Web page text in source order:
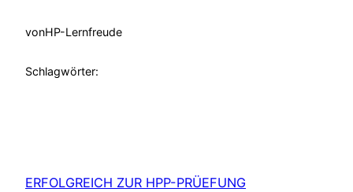
vonHP-Lernfreude
Schlagwörter:
ERFOLGREICH ZUR HPP-PRÜEFUNG